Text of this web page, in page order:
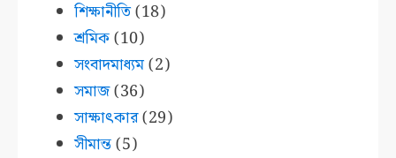
শিক্ষানীতি(18)
শ্রমিক(10)
সংবাদমাধ্যম(2)
সমাজ(36)
সাক্ষাৎকার(29)
সীমান্ত(5)